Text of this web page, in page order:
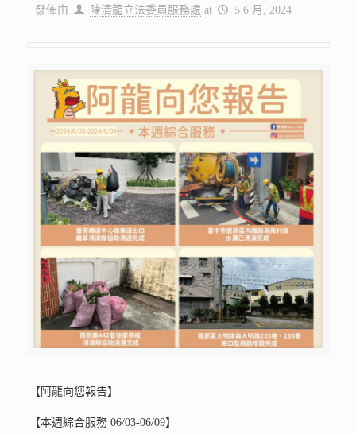
發佈由 陳清龍立法委員服務處 at 5 6 月, 2024
【阿龍向您報告】
【本週綜合服務 06/03-06/09】